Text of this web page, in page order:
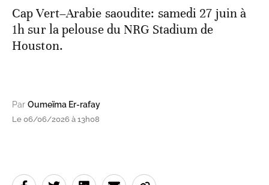
Cap Vert–Arabie saoudite: samedi 27 juin à
1h sur la pelouse du NRG Stadium de
Houston.
Par Oumeïma Er-rafay
Le 06/06/2026 à 13h08